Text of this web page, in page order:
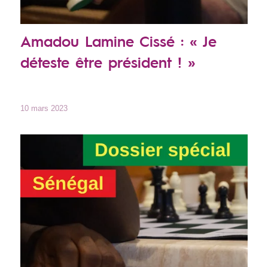
Amadou Lamine Cissé : « Je
déteste être président ! »
10 mars 2023